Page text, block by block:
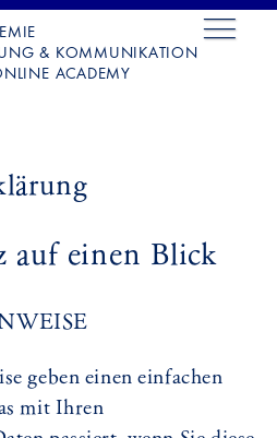
& KOMMUNIKATION
ACADEMY
auf einen Blick
geben einen einfachen
mit Ihren